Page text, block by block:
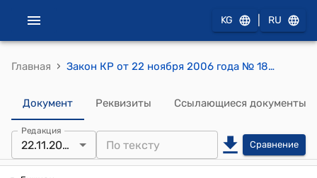
KG RU
Главная › Закон КР от 22 ноября 2006 года № 184 "О внесении изменения и дополнения в Закон Кыргызской Республики "О муниципальной собственности на имущество"
Документ Реквизиты Ссылающиеся документы
Редакция
22.11.2006 Сравнение